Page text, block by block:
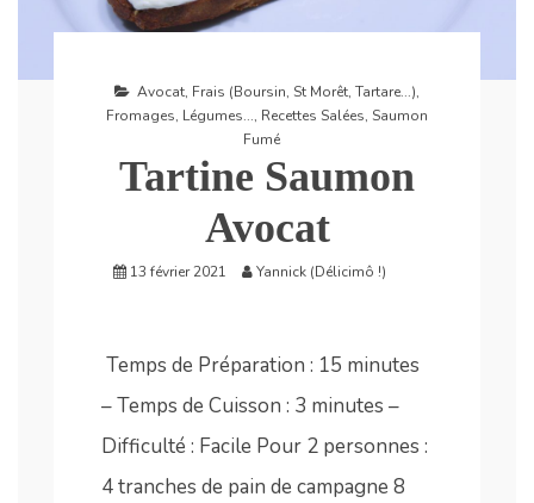
Avocat, Frais (Boursin, St Morêt, Tartare...),
Fromages, Légumes..., Recettes Salées, Saumon
Fumé
Tartine Saumon
Avocat
13 février 2021 Yannick (Délicimô !)
Temps de Préparation : 15 minutes
– Temps de Cuisson : 3 minutes –
Difficulté : Facile Pour 2 personnes :
4 tranches de pain de campagne 8